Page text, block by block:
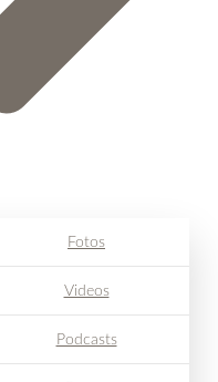
Fotos
Videos
Podcasts